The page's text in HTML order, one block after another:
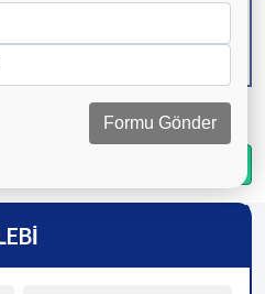
& WC
YATAK ODASI
Formu Gönder